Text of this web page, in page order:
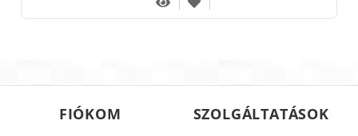
FIÓKOM SZOLGÁLTATÁSOK